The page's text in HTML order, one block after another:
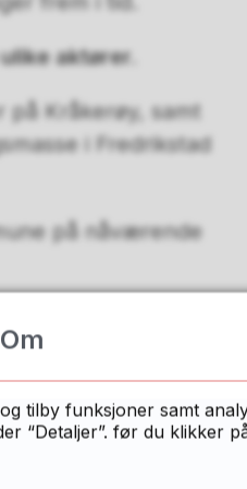
aktører.
på Kråkerøy, samt
i Fredrikstad
på nåværende
vi har de
skal legges fram
Om
tilby funksjoner samt
“Detaljer”. før du klikker